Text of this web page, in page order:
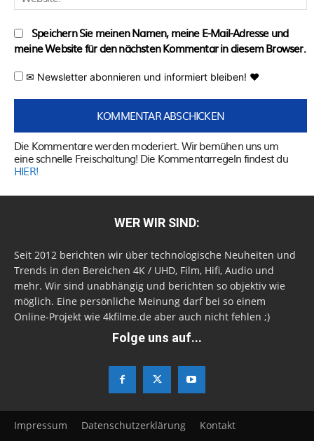
Speichern Sie meinen Namen, meine E-Mail-Adresse und
meine Website für den nächsten Kommentar in diesem Browser.
✉ Newsletter abonnieren und informiert bleiben! ♥
Die Kommentare werden moderiert. Wir bemühen uns um
eine schnelle Freischaltung! Die Kommentarregeln findest du
HIER!
WER WIR SIND:
Seit 2012 berichten wir über technologische Neuheiten und
Trends in den Bereichen 4K / UHD, Film, Hifi, Audio und
mehr. Wir sind unabhängig und berichten so objektiv wie
möglich. Eine persönliche Meinung darf bei so einem
Online-Projekt wie 4kfilme.de aber auch nicht fehlen ;)
Folge uns auf...
Impressum Datenschutzerklärung Kontakt